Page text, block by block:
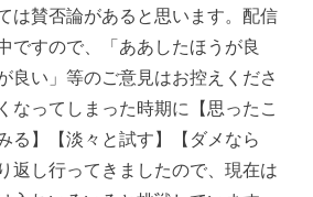
は賛否論があると思います。配信
ですので、「ああしたほうが良
良い」等のご意見はお控えくださ
なってしまった時期に【思ったこ
る】【淡々と試す】【ダメなら
返し行ってきましたので、現在は